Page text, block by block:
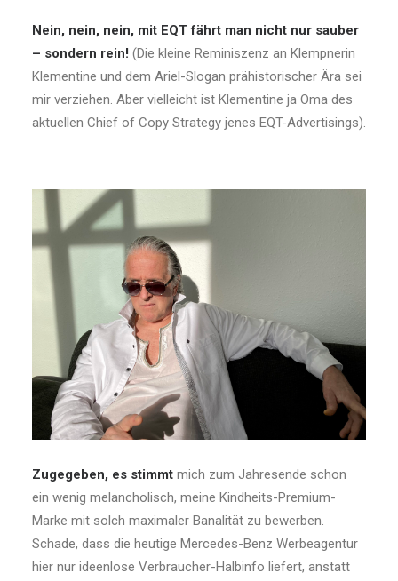
Nein, nein, nein, mit EQT fährt man nicht nur sauber
– sondern rein! (Die kleine Reminiszenz an Klempnerin
Klementine und dem Ariel-Slogan prähistorischer Ära sei
mir verziehen. Aber vielleicht ist Klementine ja Oma des
aktuellen Chief of Copy Strategy jenes EQT-Advertisings).
Zugegeben, es stimmt mich zum Jahresende schon
ein wenig melancholisch, meine Kindheits-Premium-
Marke mit solch maximaler Banalität zu bewerben.
Schade, dass die heutige Mercedes-Benz Werbeagentur
hier nur ideenlose Verbraucher-Halbinfo liefert, anstatt